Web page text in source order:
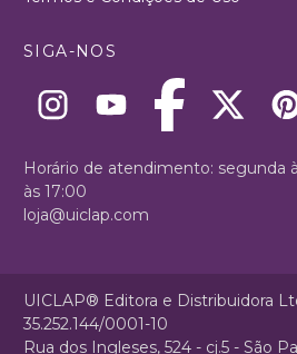
SIGA-NOS
Horário de atendimento: segunda
às 17:00
loja@uiclap.com
UICLAP® Editora e Distribuidora
35.252.144/0001-10
Rua dos Ingleses, 524 - cj.5 - São